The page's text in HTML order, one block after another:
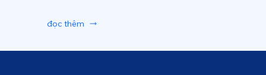
đọc thêm